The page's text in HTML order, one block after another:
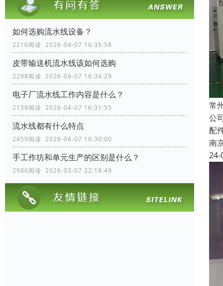
如何选购流水线设备？
2216阅读 2026-04-07 16:35:58
皮带输送机流水线该如何选购
2298阅读 2026-04-07 16:34:29
电子厂流水线工作内容是什么？
2158阅读 2026-04-07 16:31:55
流水线都有什么特点
2459阅读 2026-04-07 16:30:00
手工作坊和单元生产的区别是什么？
2986阅读 2026-03-07 22:18:49
常
公
配
南
24-